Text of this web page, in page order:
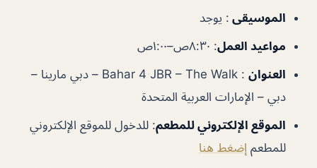
الموسيقى : يوجد
مواعيد العمل: ٨:٣٠ص–١:٠٠ص
العنوان
: Bahar 4 JBR – The Walk – دبي مارينا –
دبي – الإمارات العربية المتحدة
الموقع الإلكتروني للمطعم: للدخول للموقع الإلكتروني
للمطعم إضغط هنا